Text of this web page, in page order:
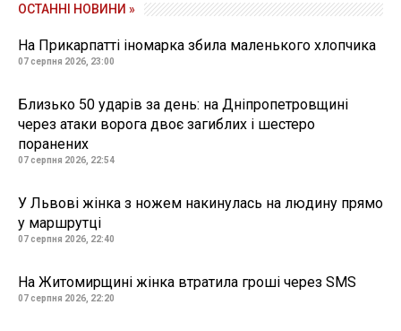
ОСТАННІ НОВИНИ »
На Прикарпатті іномарка збила маленького хлопчика
07 серпня 2026, 23:00
Близько 50 ударів за день: на Дніпропетровщині
через атаки ворога двоє загиблих і шестеро
поранених
07 серпня 2026, 22:54
У Львові жінка з ножем накинулась на людину прямо
у маршрутці
07 серпня 2026, 22:40
На Житомирщині жінка втратила гроші через SMS
07 серпня 2026, 22:20